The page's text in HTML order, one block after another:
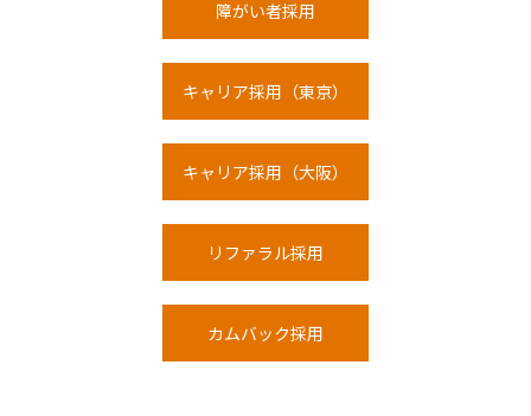
障がい者採用
キャリア採用（東京）
キャリア採用（大阪）
リファラル採⽤
カムバック採⽤